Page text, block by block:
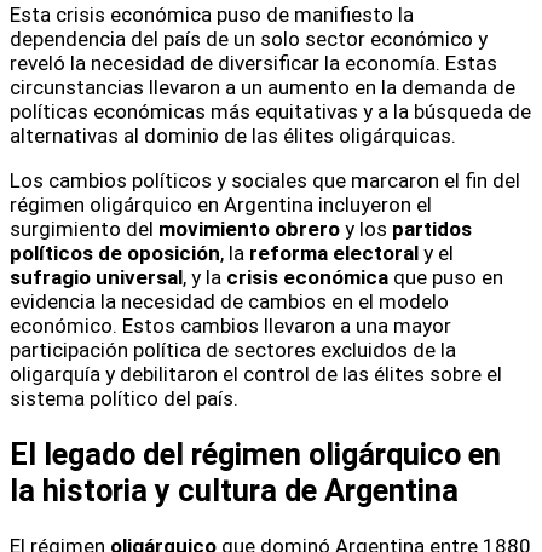
Esta crisis económica puso de manifiesto la
dependencia del país de un solo sector económico y
reveló la necesidad de diversificar la economía. Estas
circunstancias llevaron a un aumento en la demanda de
políticas económicas más equitativas y a la búsqueda de
alternativas al dominio de las élites oligárquicas.
Los cambios políticos y sociales que marcaron el fin del
régimen oligárquico en Argentina incluyeron el
surgimiento del movimiento obrero y los partidos
políticos de oposición, la reforma electoral y el
sufragio universal, y la crisis económica que puso en
evidencia la necesidad de cambios en el modelo
económico. Estos cambios llevaron a una mayor
participación política de sectores excluidos de la
oligarquía y debilitaron el control de las élites sobre el
sistema político del país.
El legado del régimen oligárquico en
la historia y cultura de Argentina
El régimen oligárquico que dominó Argentina entre 1880